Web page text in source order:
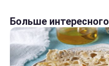
Больше интересного